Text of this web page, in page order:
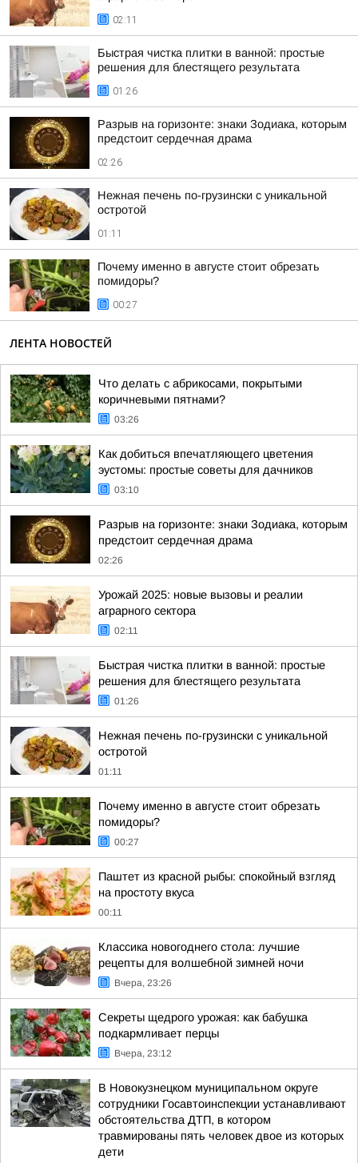
02:11
Быстрая чистка плитки в ванной: простые
решения для блестящего результата
01:26
Разрыв на горизонте: знаки Зодиака, которым
предстоит сердечная драма
02:26
Нежная печень по-грузински с уникальной
остротой
01:11
Почему именно в августе стоит обрезать
помидоры?
00:27
ЛЕНТА НОВОСТЕЙ
Что делать с абрикосами, покрытыми
коричневыми пятнами?
03:26
Как добиться впечатляющего цветения
эустомы: простые советы для дачников
03:10
Разрыв на горизонте: знаки Зодиака, которым
предстоит сердечная драма
02:26
Урожай 2025: новые вызовы и реалии
аграрного сектора
02:11
Быстрая чистка плитки в ванной: простые
решения для блестящего результата
01:26
Нежная печень по-грузински с уникальной
остротой
01:11
Почему именно в августе стоит обрезать
помидоры?
00:27
Паштет из красной рыбы: спокойный взгляд
на простоту вкуса
00:11
Классика новогоднего стола: лучшие
рецепты для волшебной зимней ночи
Вчера, 23:26
Секреты щедрого урожая: как бабушка
подкармливает перцы
Вчера, 23:12
В Новокузнецком муниципальном округе
сотрудники Госавтоинспекции устанавливают
обстоятельства ДТП, в котором
травмированы пять человек двое из которых
дети